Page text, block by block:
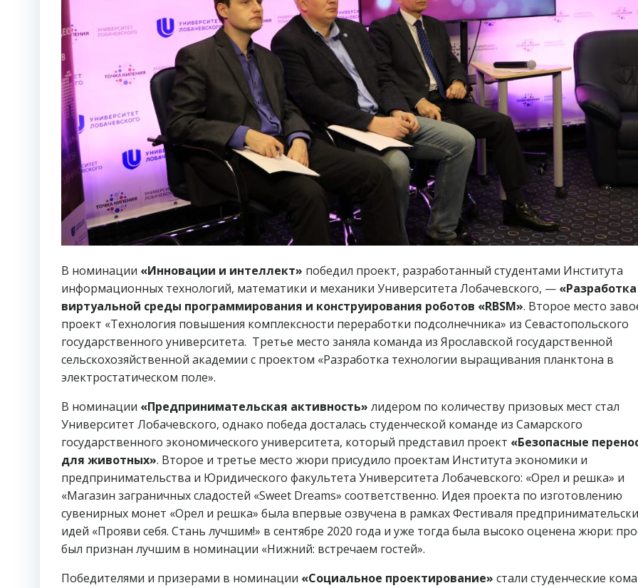
В номинации «Инновации и интеллект» победил проект, разработанный студентами Института
информационных технологий, математики и механики Университета Лобачевского, — «Разработка
виртуальной среды программирования и конструирования роботов «RBSM». Второе место
проект «Технология повышения комплексности переработки подсолнечника» из Севастопольского
государственного университета. Третье место заняла команда из Ярославской государственной
сельскохозяйственной академии с проектом «Разработка технологии выращивания планктона в
электростатическом поле».
В номинации «Предпринимательская активность» лидером по количеству призовых мест стал
Университет Лобачевского, однако победа досталась студенческой команде из Самарского
государственного экономического университета, который представил проект «Безопасные
для животных». Второе и третье место жюри присудило проектам Института экономики и
предпринимательства и Юридического факультета Университета Лобачевского: «Орел и решка» и
«Магазин заграничных сладостей «Sweet Dreams» соответственно. Идея проекта по изготовлению
сувенирных монет «Орел и решка» была впервые озвучена в рамках Фестиваля
идей «Прояви себя. Стань лучшим!» в сентябре 2020 года и уже тогда была высоко оценена жюри:
был признан лучшим в номинации «Нижний: встречаем гостей».
Победителями и призерами в номинации «Социальное проектирование» стали студенческие